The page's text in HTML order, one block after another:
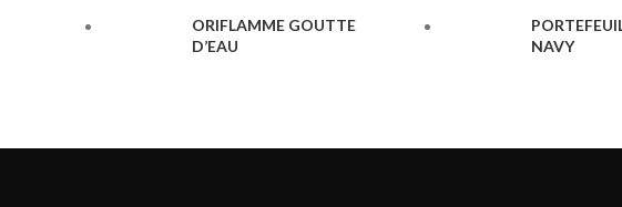
ORIFLAMME GOUTTE
D’EAU
NAVY